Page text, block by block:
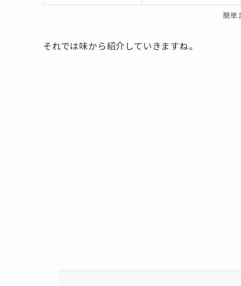
簡単
それでは味から紹介していきますね。